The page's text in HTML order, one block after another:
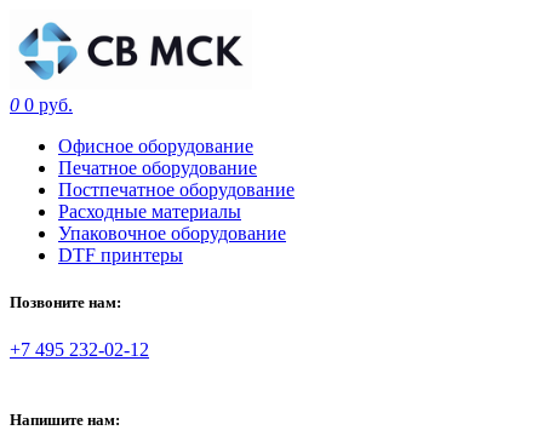
0 0 руб.
Офисное оборудование
Печатное оборудование
Постпечатное оборудование
Расходные материалы
Упаковочное оборудование
DTF принтеры
Позвоните нам:
+7 495 232-02-12
Напишите нам: